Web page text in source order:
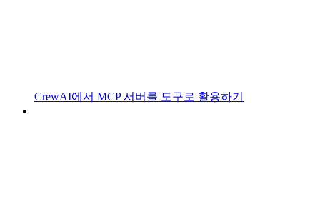
CrewAI에서 MCP 서버를 도구로 활용하기